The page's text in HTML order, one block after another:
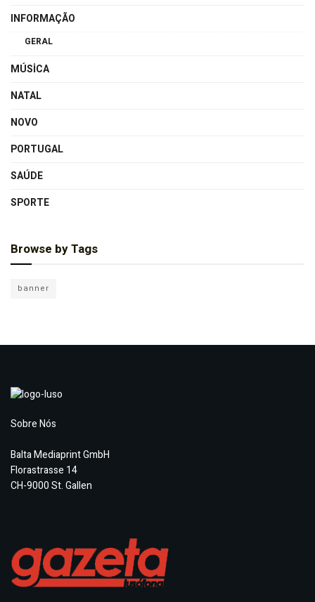
INFORMAÇÃO
GERAL
MÚSICA
NATAL
NOVO
PORTUGAL
SAÚDE
SPORTE
Browse by Tags
banner
Sobre Nós
Balta Mediaprint GmbH
Florastrasse 14
CH-9000 St. Gallen